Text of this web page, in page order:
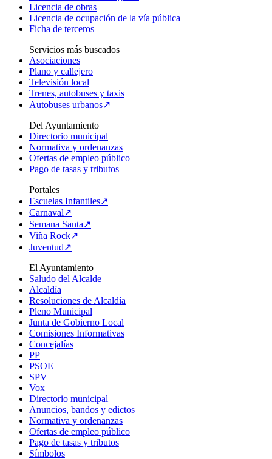
Licencia de obras
Licencia de ocupación de la vía pública
Ficha de terceros
Servicios más buscados
Asociaciones
Plano y callejero
Televisión local
Trenes, autobuses y taxis
Autobuses urbanos↗
Del Ayuntamiento
Directorio municipal
Normativa y ordenanzas
Ofertas de empleo público
Pago de tasas y tributos
Portales
Escuelas Infantiles↗
Carnaval↗
Semana Santa↗
Viña Rock↗
Juventud↗
El Ayuntamiento
Saludo del Alcalde
Alcaldía
Resoluciones de Alcaldía
Pleno Municipal
Junta de Gobierno Local
Comisiones Informativas
Concejalías
PP
PSOE
SPV
Vox
Directorio municipal
Anuncios, bandos y edictos
Normativa y ordenanzas
Ofertas de empleo público
Pago de tasas y tributos
Símbolos